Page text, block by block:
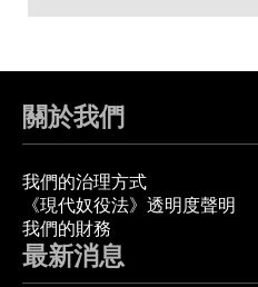
關於我們
我們的治理方式
《現代奴役法》透明度聲明
我們的財務
最新消息